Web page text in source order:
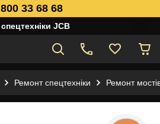
33 68 68
JCB
Ремонт спецтехніки Ремонт